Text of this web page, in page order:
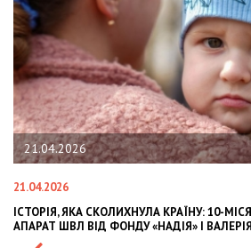
10-МІСЯЧНИЙ МАРК ОТРИМАВ
ВАЛЕРІЯ ДУБІЛЯ
OLEKSII